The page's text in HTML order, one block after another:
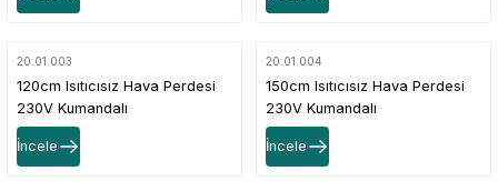
20.01.003
120cm Isıtıcısız Hava Perdesi
230V Kumandalı
İncele
20.01.004
150cm Isıtıcısız Hava Perdesi
230V Kumandalı
İncele